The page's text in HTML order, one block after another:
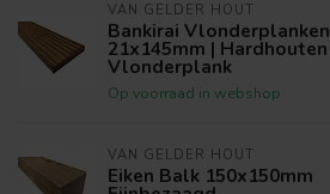
VAN GELDER HOUT
Bankirai Vlonderplanken
21x145mm | Hardhouten
Vlonderplank
Op voorraad in webshop
VAN GELDER HOUT
Eiken Balk 150x150mm